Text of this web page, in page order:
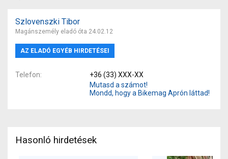
Szlovenszki Tibor
Magánszemély eladó óta 24.02.12
AZ ELADÓ EGYÉB HIRDETÉSEI
Telefon
+36 (33) XXX-XX
Mutasd a számot!
Mondd, hogy a Bikemag Aprón láttad!
Hasonló hirdetések